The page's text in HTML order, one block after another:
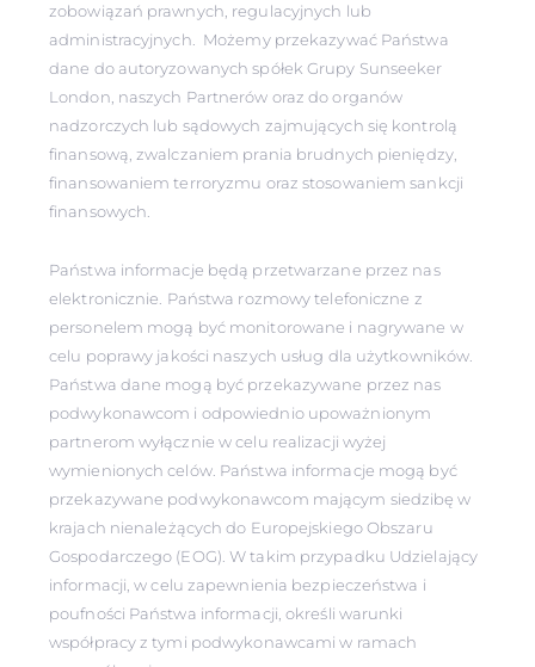
zobowiązań prawnych, regulacyjnych lub
administracyjnych. Możemy przekazywać Państwa
dane do autoryzowanych spółek Grupy Sunseeker
London, naszych Partnerów oraz do organów
nadzorczych lub sądowych zajmujących się kontrolą
finansową, zwalczaniem prania brudnych pieniędzy,
finansowaniem terroryzmu oraz stosowaniem sankcji
finansowych.
Państwa informacje będą przetwarzane przez nas
elektronicznie. Państwa rozmowy telefoniczne z
personelem mogą być monitorowane i nagrywane w
celu poprawy jakości naszych usług dla użytkowników.
Państwa dane mogą być przekazywane przez nas
podwykonawcom i odpowiednio upoważnionym
partnerom wyłącznie w celu realizacji wyżej
wymienionych celów. Państwa informacje mogą być
przekazywane podwykonawcom mającym siedzibę w
krajach nienależących do Europejskiego Obszaru
Gospodarczego (EOG). W takim przypadku Udzielający
informacji, w celu zapewnienia bezpieczeństwa i
poufności Państwa informacji, określi warunki
współpracy z tymi podwykonawcami w ramach